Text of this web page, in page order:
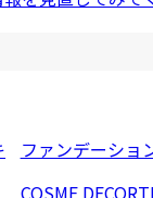
ファンデーショ
COSME